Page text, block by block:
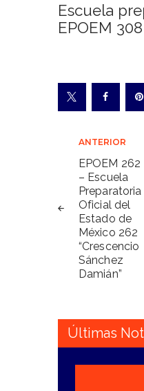
Escuela
EPOEM 308
de
entradas
ANTERIOR
EPOEM 262
– Escuela
Preparatoria
Oficial del
Estado de
México 262
“Crescencio
Sánchez
Damián”
Últimas